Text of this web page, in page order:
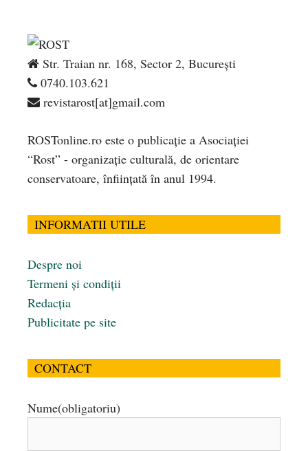
Str. Traian nr. 168, Sector 2, București
0740.103.621
revistarost[at]gmail.com
ROSTonline.ro este o publicaţie a Asociaţiei
“Rost” - organizaţie culturală, de orientare
conservatoare, înfiinţată în anul 1994.
INFORMATII UTILE
Despre noi
Termeni și condiții
Redacția
Publicitate pe site
CONTACT
Nume(obligatoriu)